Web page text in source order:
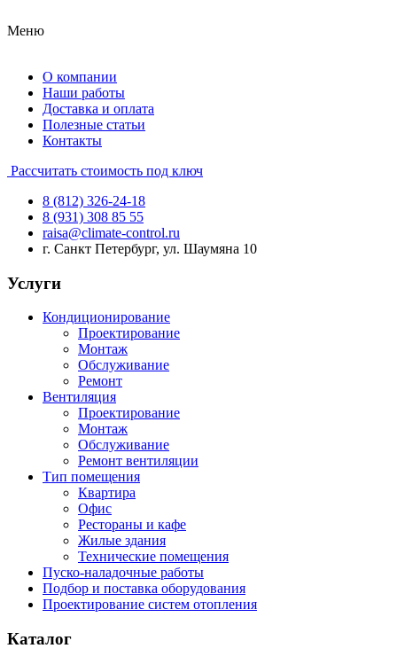
Меню
О компании
Наши работы
Доставка и оплата
Полезные статьи
Контакты
Рассчитать стоимость под ключ
8 (812) 326-24-18
8 (931) 308 85 55
raisa@climate-control.ru
г. Санкт Петербург, ул. Шаумяна 10
Услуги
Кондиционирование
Проектирование
Монтаж
Обслуживание
Ремонт
Вентиляция
Проектирование
Монтаж
Обслуживание
Ремонт вентиляции
Тип помещения
Квартира
Офис
Рестораны и кафе
Жилые здания
Технические помещения
Пуско-наладочные работы
Подбор и поставка оборудования
Проектирование систем отопления
Каталог